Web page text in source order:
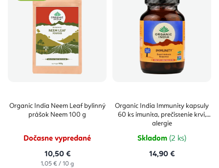
Organic India Neem Leaf bylinný
prášok Neem 100 g
Dočasne vypredané
10,50 €
Jednotková
1,05 € / 10 g
Organic India Immunity kapsuly
60 ks imunita, prečistenie krvi,
alergie
Skladom (2 ks)
14,90 €